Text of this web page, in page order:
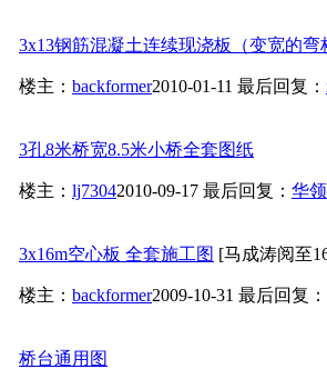
3x13钢筋混凝土连续现浇板（变宽的弯
楼主： backformer2010-01-11 最后回复：
3孔8米桥宽8.5米小桥全套图纸
楼主： lj73042010-09-17 最后回复： 华
3x16m空心板 全套施工图 [马成涛阅至
楼主： backformer2009-10-31 最后回复：
桥台通用图